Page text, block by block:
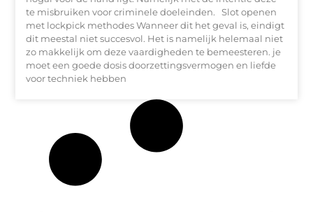
te misbruiken voor criminele doeleinden. Slot openen
met lockpick methodes Wanneer dit het geval is, eindigt
dit meestal niet succesvol. Het is namelijk helemaal niet
zo makkelijk om deze vaardigheden te bemeesteren. je
moet een goede dosis doorzettingsvermogen en liefde
voor techniek hebben